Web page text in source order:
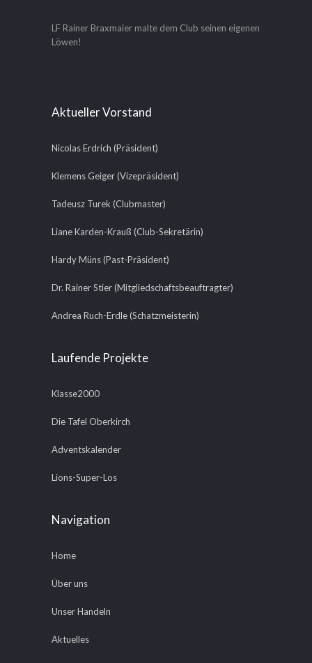
LF Rainer Braxmaier malte dem Club seinen eigenen
Löwen!
Aktueller Vorstand
Nicolas Erdrich (Präsident)
Klemens Geiger (Vizepräsident)
Tadeusz Turek (Clubmaster)
Liane Karden-Krauß (Club-Sekretärin)
Hardy Müns (Past-Präsident)
Dr. Rainer Stier (Mitgliedschaftsbeauftragter)
Andrea Ruch-Erdle (Schatzmeisterin)
Laufende Projekte
Klasse2000
Die Tafel Oberkirch
Adventskalender
Lions-Super-Los
Navigation
Home
Über uns
Unser Handeln
Aktuelles